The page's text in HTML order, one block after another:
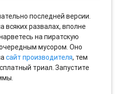
последней версии.
всяких развалах, вполне
на пиратскую
мусором. Оно
сайт производителя, тем
триал. Запустите